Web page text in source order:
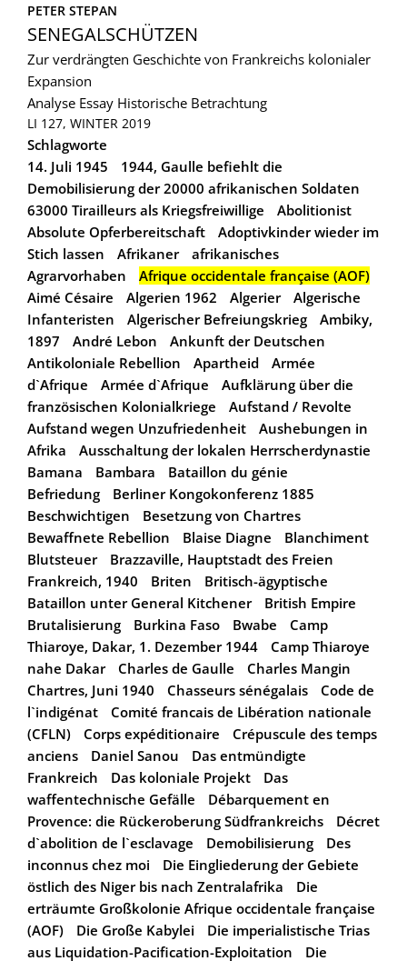
PETER STEPAN
SENEGALSCHÜTZEN
Zur verdrängten Geschichte von Frankreichs kolonialer
Expansion
Analyse Essay Historische Betrachtung
LI 127, WINTER 2019
Schlagworte
14. Juli 1945
1944, Gaulle befiehlt die
Demobilisierung der 20000 afrikanischen Soldaten
63000 Tirailleurs als Kriegsfreiwillige
Abolitionist
Absolute Opferbereitschaft
Adoptivkinder wieder im
Stich lassen
Afrikaner
afrikanisches
Agrarvorhaben
Afrique occidentale française (AOF)
Aimé Césaire
Algerien 1962 Algerier
Algerische
Infanteristen
Algerischer Befreiungskrieg
Ambiky,
1897
André Lebon
Ankunft der Deutschen
Antikoloniale Rebellion
Apartheid
Armée
d`Afrique
Armée d`Afrique
Aufklärung über die
französischen Kolonialkriege
Aufstand / Revolte
Aufstand wegen Unzufriedenheit
Aushebungen in
Afrika
Ausschaltung der lokalen Herrscherdynastie
Bamana
Bambara
Bataillon du génie
Befriedung
Berliner Kongokonferenz 1885
Beschwichtigen
Besetzung von Chartres
Bewaffnete Rebellion
Blaise Diagne
Blanchiment
Blutsteuer
Brazzaville, Hauptstadt des Freien
Frankreich, 1940
Briten
Britisch-ägyptische
Bataillon unter General Kitchener
British Empire
Brutalisierung
Burkina Faso Bwabe
Camp
Thiaroye, Dakar, 1. Dezember 1944
Camp Thiaroye
nahe Dakar
Charles de Gaulle
Charles Mangin
Chartres, Juni 1940
Chasseurs sénégalais
Code de
l`indigénat
Comité francais de Libération nationale
(CFLN)
Corps expéditionaire
Crépuscule des temps
anciens
Daniel Sanou
Das entmündigte
Frankreich
Das koloniale Projekt
Das
waffentechnische Gefälle
Débarquement en
Provence: die Rückeroberung Südfrankreichs
Décret
d`abolition de l`esclavage
Demobilisierung
Des
inconnus chez moi
Die Eingliederung der Gebiete
östlich des Niger bis nach Zentralafrika
Die
erträumte Großkolonie Afrique occidentale française
(AOF)
Die Große Kabylei
Die imperialistische Trias
aus Liquidation-Pacification-Exploitation
Die